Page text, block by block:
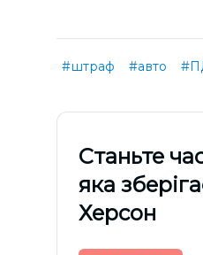
#штраф #авто
Cтаньте
яка
Херсон